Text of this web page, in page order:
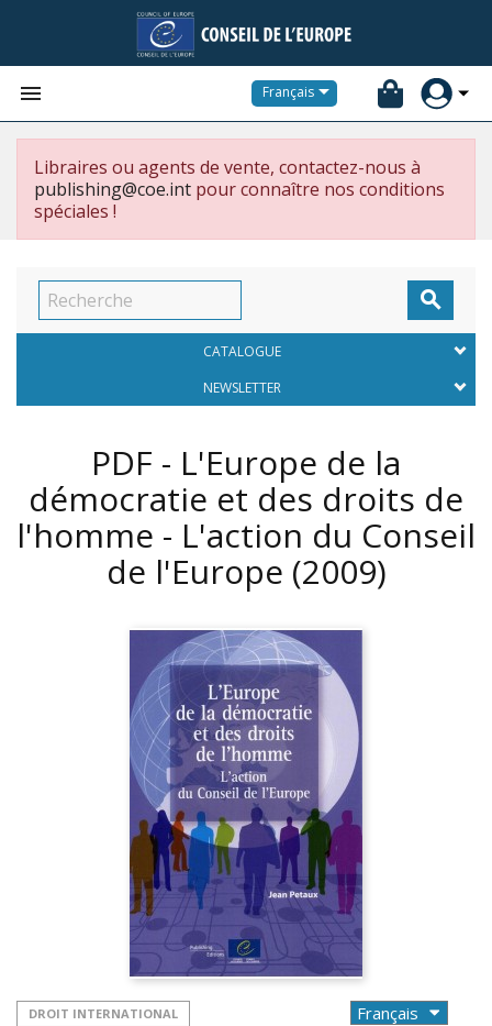
 Français
Libraires ou agents de vente, contactez-nous à
publishing@coe.int pour connaître nos conditions
spéciales !

CATALOGUE
NEWSLETTER
PDF - L'Europe de la
démocratie et des droits de
l'homme - L'action du Conseil
de l'Europe (2009)
DROIT INTERNATIONAL